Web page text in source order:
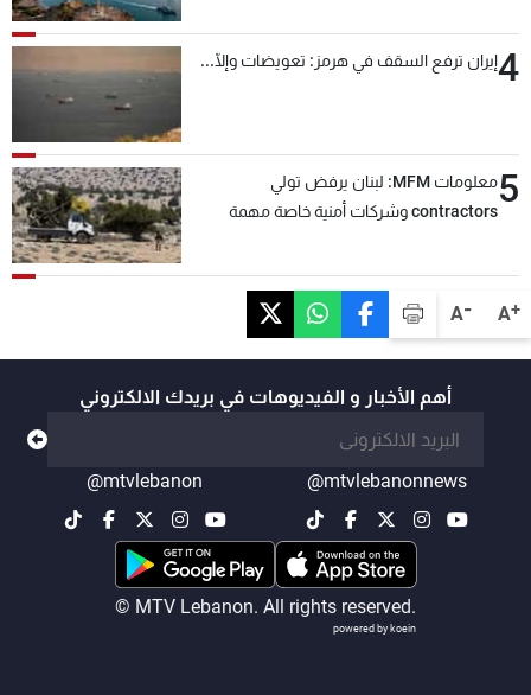
A+
A-
4إيران ترفع السقف في هرمز: تعويضات وإلّا...
5
معلومات MFM: لبنان يرفض تولي
contractors وشركات أمنية خاصة مهمة
أهم الأخبار و الفيديوهات في بريدك الالكتروني
@mtvlebanonnews
@mtvlebanon
© MTV Lebanon. All rights reserved.
powered by koein